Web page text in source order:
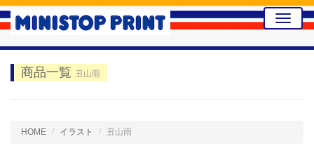
Toggle
商品一覧 丑山雨
HOME イラスト 丑山雨